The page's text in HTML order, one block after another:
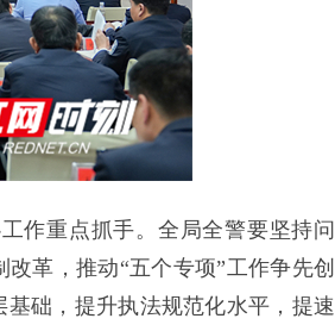
作重点抓手。全局全警要坚持问
改革，推动“五个专项”工作争先创
础，提升执法规范化水平，提速